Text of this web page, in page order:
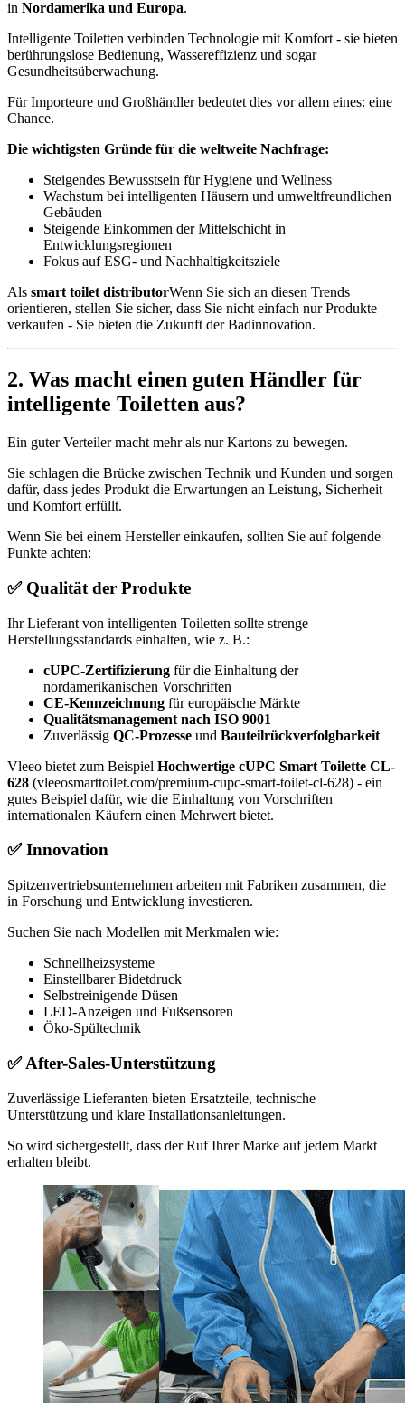
in Nordamerika und Europa.
Intelligente Toiletten verbinden Technologie mit Komfort - sie bieten
berührungslose Bedienung, Wassereffizienz und sogar
Gesundheitsüberwachung.
Für Importeure und Großhändler bedeutet dies vor allem eines: eine
Chance.
Die wichtigsten Gründe für die weltweite Nachfrage:
Steigendes Bewusstsein für Hygiene und Wellness
Wachstum bei intelligenten Häusern und umweltfreundlichen
Gebäuden
Steigende Einkommen der Mittelschicht in
Entwicklungsregionen
Fokus auf ESG- und Nachhaltigkeitsziele
Als smart toilet distributorWenn Sie sich an diesen Trends
orientieren, stellen Sie sicher, dass Sie nicht einfach nur Produkte
verkaufen - Sie bieten die Zukunft der Badinnovation.
2. Was macht einen guten Händler für
intelligente Toiletten aus?
Ein guter Verteiler macht mehr als nur Kartons zu bewegen.
Sie schlagen die Brücke zwischen Technik und Kunden und sorgen
dafür, dass jedes Produkt die Erwartungen an Leistung, Sicherheit
und Komfort erfüllt.
Wenn Sie bei einem Hersteller einkaufen, sollten Sie auf folgende
Punkte achten:
✅ Qualität der Produkte
Ihr Lieferant von intelligenten Toiletten sollte strenge
Herstellungsstandards einhalten, wie z. B.:
cUPC-Zertifizierung für die Einhaltung der
nordamerikanischen Vorschriften
CE-Kennzeichnung für europäische Märkte
Qualitätsmanagement nach ISO 9001
Zuverlässig QC-Prozesse und Bauteilrückverfolgbarkeit
Vleeo bietet zum Beispiel Hochwertige cUPC Smart Toilette CL-
628 (vleeosmarttoilet.com/premium-cupc-smart-toilet-cl-628) - ein
gutes Beispiel dafür, wie die Einhaltung von Vorschriften
internationalen Käufern einen Mehrwert bietet.
✅Innovation
Spitzenvertriebsunternehmen arbeiten mit Fabriken zusammen, die
in Forschung und Entwicklung investieren.
Suchen Sie nach Modellen mit Merkmalen wie:
Schnellheizsysteme
Einstellbarer Bidetdruck
Selbstreinigende Düsen
LED-Anzeigen und Fußsensoren
Öko-Spültechnik
✅After-Sales-Unterstützung
Zuverlässige Lieferanten bieten Ersatzteile, technische
Unterstützung und klare Installationsanleitungen.
So wird sichergestellt, dass der Ruf Ihrer Marke auf jedem Markt
erhalten bleibt.